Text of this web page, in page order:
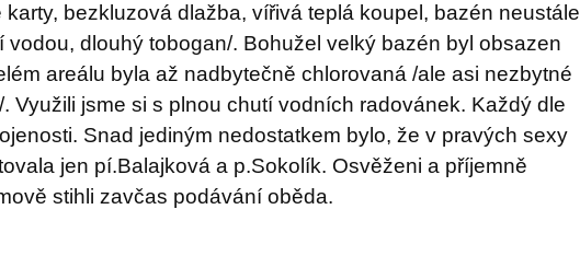
bezkluzová dlažba, vířivá teplá koupel, bazén neustále
vodou, dlouhý tobogan/. Bohužel velký bazén byl obsazen
areálu byla až nadbytečně chlorovaná /ale asi nezbytné
Využili jsme si s plnou chutí vodních radovánek. Každý dle
Snad jediným nedostatkem bylo, že v pravých sexy
jen pí.Balajková a p.Sokolík. Osvěženi a příjemně
stihli zavčas podávání oběda.